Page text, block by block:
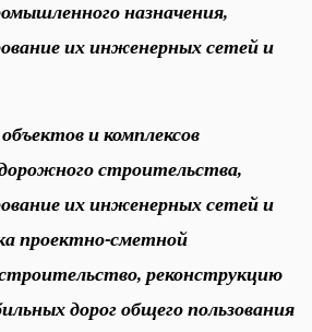
назначения,
их инженерных сетей и
и комплексов
строительства,
их инженерных сетей и
проектно-сметной
реконструкцию
дорог общего пользования